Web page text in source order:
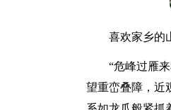
喜欢家乡的山
“危峰过雁来
望重峦叠障，近